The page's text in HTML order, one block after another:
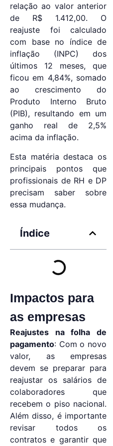
relação ao valor anterior
de R$ 1.412,00. O
reajuste foi calculado
com base no índice de
inflação (INPC) dos
últimos 12 meses, que
ficou em 4,84%, somado
ao crescimento do
Produto Interno Bruto
(PIB), resultando em um
ganho real de 2,5%
acima da inflação.
Esta matéria destaca os
principais pontos que
profissionais de RH e DP
precisam saber sobre
essa mudança.
Índice
Impactos para
as empresas
Reajustes na folha de
pagamento: Com o novo
valor, as empresas
devem se preparar para
reajustar os salários de
colaboradores que
recebem o piso nacional.
Além disso, é importante
revisar todos os
contratos e garantir que